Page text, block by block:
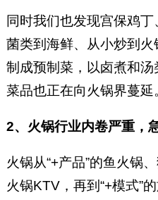
同时我们也发现宫保鸡
菌类到海鲜、从小炒到
制成预制菜，以卤煮和
菜品也正在向火锅界蔓延
2、火锅行业内卷严重，
火锅从“+产品”的鱼火锅
火锅KTV，再到“+模式”